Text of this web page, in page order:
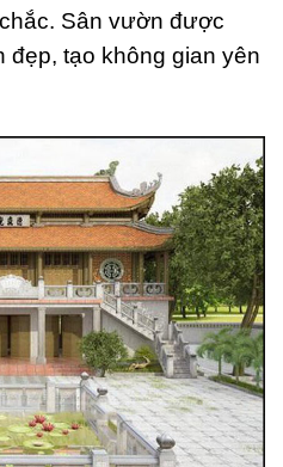
Sân vườn được
đẹp, tạo không gian yên